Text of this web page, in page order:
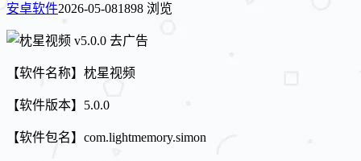
安卓软件2026-05-081898 浏览
【软件名称】枕星视频
【软件版本】5.0.0
【软件包名】com.lightmemory.simon